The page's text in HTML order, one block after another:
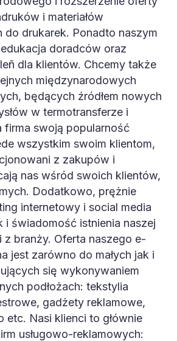
i materiałów
do drukarek. Ponadto naszym
edukacja doradców oraz
dla klientów. Chcemy także
międzynarodowych
będących źródłem nowych
w termotransferze i
firma swoją popularność
wszystkim swoim klientom,
z zakupów i
nas wśród swoich klientów,
Dodatkowo, prężnie
internetowy i social media
i świadomość istnienia naszej
branży. Oferta naszego e-
jest zarówno do małych jak i
się wykonywaniem
podłożach: tekstylia
gadżety reklamowe,
etc. Nasi klienci to głównie
usługowo-reklamowych: